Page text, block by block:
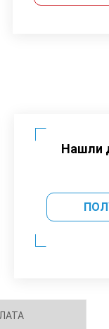
Нашли